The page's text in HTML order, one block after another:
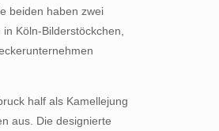
beiden haben zwei
Köln-Bilderstöckchen,
half als Kamellejung
aus. Die designierte